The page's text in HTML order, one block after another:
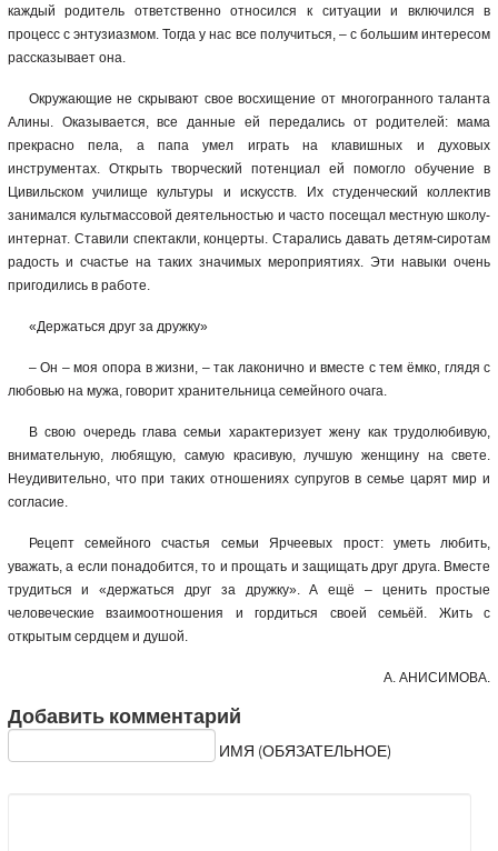
каждый родитель ответственно относился к ситуации и включился в
процесс с энтузиазмом. Тогда у нас все получиться, – с большим интересом
рассказывает она.
Окружающие не скрывают свое восхищение от многогранного таланта
Алины. Оказывается, все данные ей передались от родителей: мама
прекрасно пела, а папа умел играть на клавишных и духовых
инструментах. Открыть творческий потенциал ей помогло обучение в
Цивильском училище культуры и искусств. Их студенческий коллектив
занимался культмассовой деятельностью и часто посещал местную школу-
интернат. Ставили спектакли, концерты. Старались давать детям-сиротам
радость и счастье на таких значимых мероприятиях. Эти навыки очень
пригодились в работе.
«Держаться друг за дружку»
– Он – моя опора в жизни, – так лаконично и вместе с тем ёмко, глядя с
любовью на мужа, говорит хранительница семейного очага.
В свою очередь глава семьи характеризует жену как трудолюбивую,
внимательную, любящую, самую красивую, лучшую женщину на свете.
Неудивительно, что при таких отношениях супругов в семье царят мир и
согласие.
Рецепт семейного счастья семьи Ярчеевых прост: уметь любить,
уважать, а если понадобится, то и прощать и защищать друг друга. Вместе
трудиться и «держаться друг за дружку». А ещё – ценить простые
человеческие взаимоотношения и гордиться своей семьёй. Жить с
открытым сердцем и душой.
А. АНИСИМОВА.
Добавить комментарий
ИМЯ (ОБЯЗАТЕЛЬНОЕ)